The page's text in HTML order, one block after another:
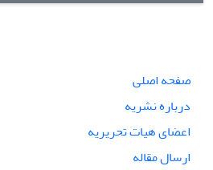
صفحه اصلی
درباره نشریه
اعضای هیات تحریریه
ارسال مقاله